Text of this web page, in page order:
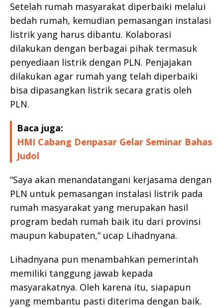
Setelah rumah masyarakat diperbaiki melalui
bedah rumah, kemudian pemasangan instalasi
listrik yang harus dibantu. Kolaborasi
dilakukan dengan berbagai pihak termasuk
penyediaan listrik dengan PLN. Penjajakan
dilakukan agar rumah yang telah diperbaiki
bisa dipasangkan listrik secara gratis oleh
PLN.
Baca juga:
HMI Cabang Denpasar Gelar Seminar Bahas
Judol
“Saya akan menandatangani kerjasama dengan
PLN untuk pemasangan instalasi listrik pada
rumah masyarakat yang merupakan hasil
program bedah rumah baik itu dari provinsi
maupun kabupaten,” ucap Lihadnyana.
Lihadnyana pun menambahkan pemerintah
memiliki tanggung jawab kepada
masyarakatnya. Oleh karena itu, siapapun
yang membantu pasti diterima dengan baik.